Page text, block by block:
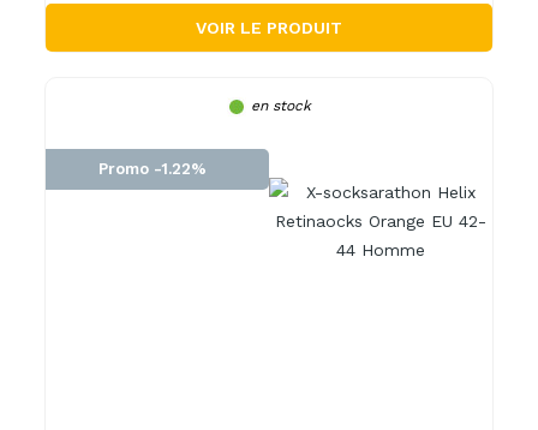
VOIR LE PRODUIT
en stock
Promo -1.22%